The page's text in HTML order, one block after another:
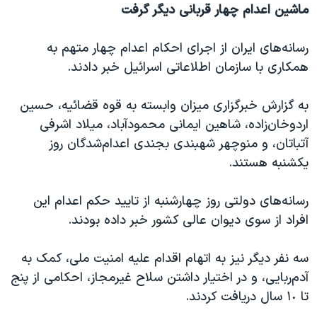
صفحه‌های ویژه
ماشین اعدام چهار قربانی دیگر گرفت
رسانه‌های ایران از اجرای احکام اعدام چهار متهم به
همکاری با سازمان اطلاعاتی اسرائیل خبر دادند.
به گزارش خبرگزاری میزان وابسته به قوه قضائیه، حسین
اردوخان‌زاده، شاهین ایمانی محمودآباد، میلاد اشرفی
آتباتان، و منوچهر شهبندی بجندی اعدام‌شدگان روز
یکشنبه هستند.
رسانه‌های دولتی روز چهارشنبه از تایید حکم اعدام این
افراد از سوی دیوان عالی کشور خبر داده بودند.
سه نفر دیگر نیز به اتهام اقدام علیه امنیت ملی، کمک به
آدم‌ربایی، و در اختیار داشتن سلاح غیرمجاز، احکامی از پنج
تا ١٠ سال دریافت کردند.